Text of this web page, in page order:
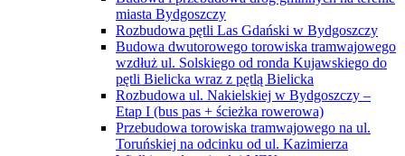
miasta Bydgoszczy
Rozbudowa pętli Las Gdański w Bydgoszczy
Budowa dwutorowego torowiska tramwajowego
wzdłuż ul. Solskiego od ronda Kujawskiego do
pętli Bielicka wraz z pętlą Bielicka
Rozbudowa ul. Nakielskiej w Bydgoszczy –
Etap I (bus pas + ścieżka rowerowa)
Przebudowa torowiska tramwajowego na ul.
Toruńskiej na odcinku od ul. Kazimierza